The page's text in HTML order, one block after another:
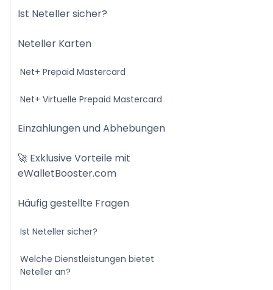
Ist Neteller sicher?
Neteller Karten
Net+ Prepaid Mastercard
Net+ Virtuelle Prepaid Mastercard
Einzahlungen und Abhebungen
🚀 Exklusive Vorteile mit
eWalletBooster.com
Häufig gestellte Fragen
Ist Neteller sicher?
Welche Dienstleistungen bietet
Neteller an?